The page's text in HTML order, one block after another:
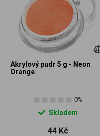
Akrylový pudr 5 g - Neon
Orange
0%
Skladem
44 Kč